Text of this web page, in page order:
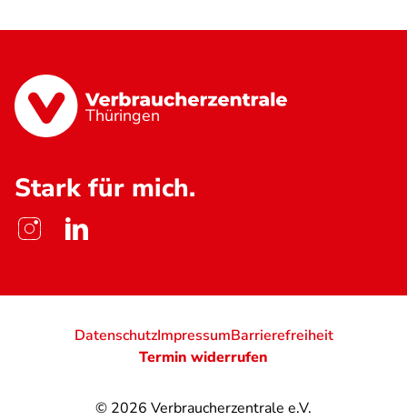
Thüringen
Stark für mich.
© 2026 Verbraucherzentrale e.V.
DatenschutzImpressumBarrierefreiheit
Termin widerrufen